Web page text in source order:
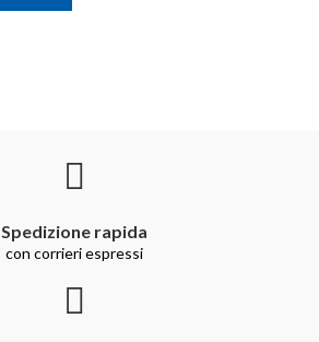
Spedizione rapida
con corrieri espressi